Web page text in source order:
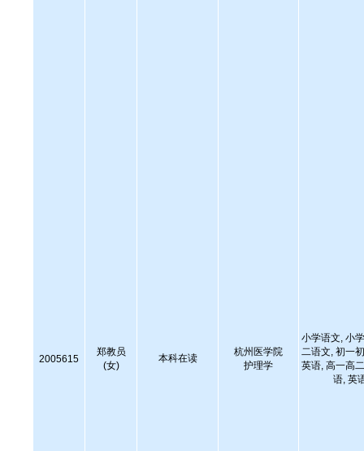
2005615
郑教员
(女)
本科在读
杭州医学院
护理学
小学语文, 小
二语文, 初一
英语, 高一高
语, 英